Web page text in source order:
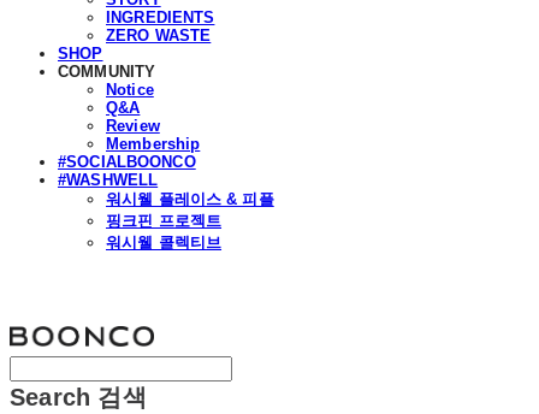
INGREDIENTS
ZERO WASTE
SHOP
COMMUNITY
Notice
Q&A
Review
Membership
#SOCIALBOONCO
#WASHWELL
워시웰 플레이스 & 피플
핑크핀 프로젝트
워시웰 콜렉티브
Search 검색